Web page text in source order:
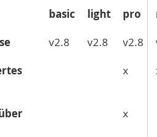
basic light pro
v2.8 v2.8 v2.8
x
x